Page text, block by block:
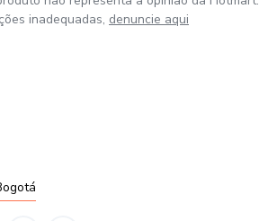
inadequadas, denuncie aqui